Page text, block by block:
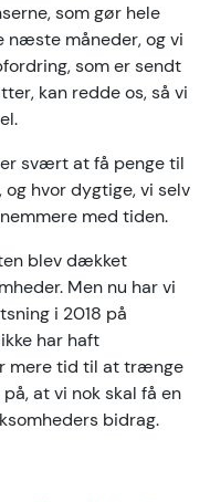
som gør hele
næste måneder, og vi
som er sendt
kan redde os, så vi
svært at få penge til
hvor dygtige, vi selv
med tiden.
blev dækket
Men nu har vi
i 2018 på
har haft
mere tid til at trænge
at vi nok skal få en
bidrag.